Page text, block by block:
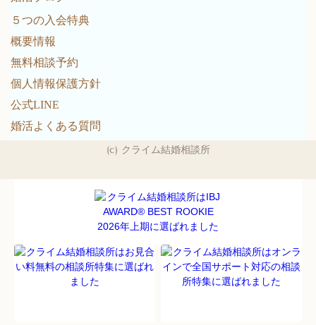
５つの入会特典
概要情報
無料相談予約
個人情報保護方針
公式LINE
婚活よくある質問
(c) クライム結婚相談所